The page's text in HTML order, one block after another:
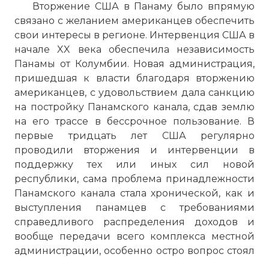
Вторжение США в Панаму было впрямую
связано с желанием американцев обеспечить
свои интересы в регионе. Интервенция США в
начале XX века обеспечила независимость
Панамы от Колумбии. Новая администрация,
пришедшая к власти благодаря вторжению
американцев, с удовольствием дала санкцию
на постройку Панамского канала, сдав землю
на его трассе в бессрочное пользование. В
первые тридцать лет США регулярно
проводили вторжения и интервенции в
поддержку тех или иных сил новой
республики, сама проблема принадлежности
Панамского канала стала хронической, как и
выступления панамцев с требованиями
справедливого распределения доходов и
вообще передачи всего комплекса местной
администрации, особенно остро вопрос стоял